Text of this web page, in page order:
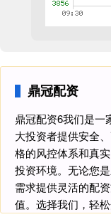
鼎冠配资
鼎冠配资6我们是一
大投资者提供安全
格的风控体系和真
投资环境。无论您
需求提供灵活的配
值。选择我们，轻